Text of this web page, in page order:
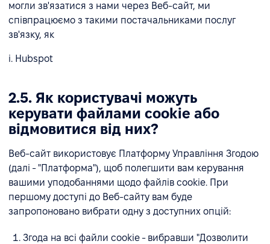
могли зв'язатися з нами через Веб-сайт, ми
співпрацюємо з такими постачальниками послуг
зв'язку, як
i. Hubspot
2.5. Як користувачі можуть
керувати файлами cookie або
відмовитися від них?
Веб-сайт використовує Платформу Управління Згодою
(далі - "Платформа"), щоб полегшити вам керування
вашими уподобаннями щодо файлів cookie. При
першому доступі до Веб-сайту вам буде
запропоновано вибрати одну з доступних опцій:
Згода на всі файли cookie - вибравши "Дозволити